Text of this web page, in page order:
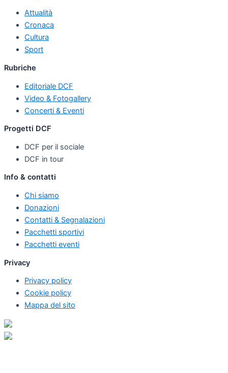
Attualità
Cronaca
Cultura
Sport
Rubriche
Editoriale DCF
Video & Fotogallery
Concerti & Eventi
Progetti DCF
DCF per il sociale
DCF in tour
Info & contatti
Chi siamo
Donazioni
Contatti & Segnalazioni
Pacchetti sportivi
Pacchetti eventi
Privacy
Privacy policy
Cookie policy
Mappa del sito